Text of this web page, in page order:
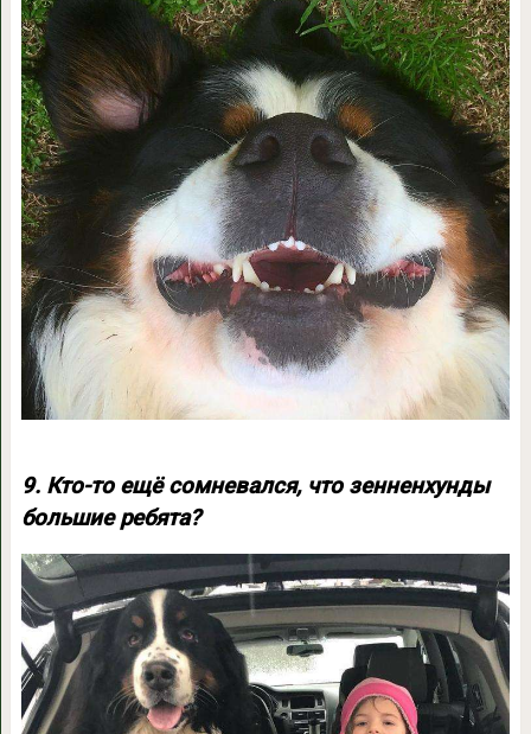
9. Кто-то ещё сомневался, что зенненхунды
большие ребята?